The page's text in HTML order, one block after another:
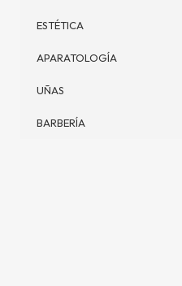
ESTÉTICA
APARATOLOGÍA
UÑAS
BARBERÍA